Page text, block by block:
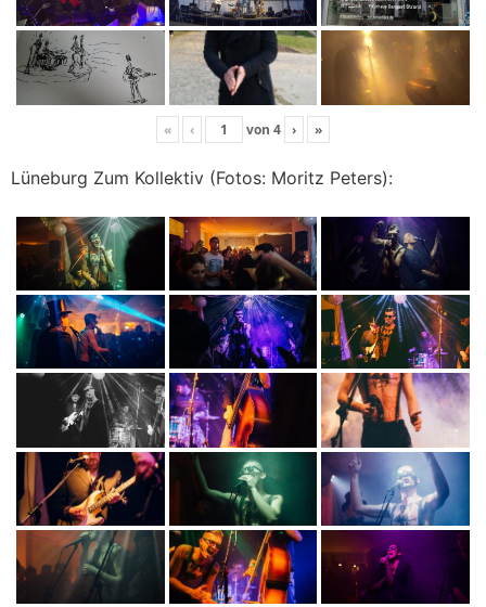
« ‹ von 4 › »
Lüneburg Zum Kollektiv (Fotos: Moritz Peters):